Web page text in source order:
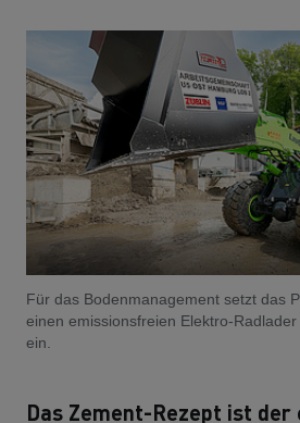
Für das Bodenmanagement setzt das
einen emissionsfreien Elektro-
ein.
Das Zement-Rezept ist der